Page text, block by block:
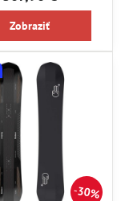
Zobraziť
30%